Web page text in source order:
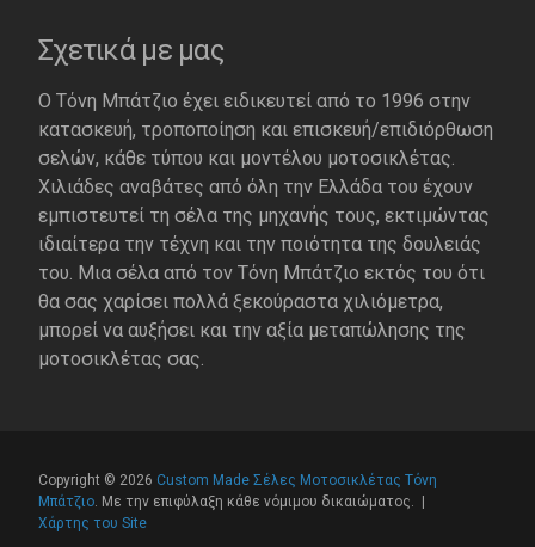
Σχετικά με μας
Ο Τόνη Μπάτζιο έχει ειδικευτεί από το 1996 στην
κατασκευή, τροποποίηση και επισκευή/επιδιόρθωση
σελών, κάθε τύπου και μοντέλου μοτοσικλέτας.
Χιλιάδες αναβάτες από όλη την Ελλάδα του έχουν
εμπιστευτεί τη σέλα της μηχανής τους, εκτιμώντας
ιδιαίτερα την τέχνη και την ποιότητα της δουλειάς
του. Μια σέλα από τον Τόνη Μπάτζιο εκτός του ότι
θα σας χαρίσει πολλά ξεκούραστα χιλιόμετρα,
μπορεί να αυξήσει και την αξία μεταπώλησης της
μοτοσικλέτας σας.
Copyright © 2026 Custom Made Σέλες Μοτοσικλέτας Τόνη
Μπάτζιο. Με την επιφύλαξη κάθε νόμιμου δικαιώματος. |
Χάρτης του Site